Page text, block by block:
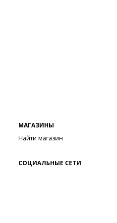
МАГАЗИНЫ
Найти магазин
СОЦИАЛЬНЫЕ СЕТИ